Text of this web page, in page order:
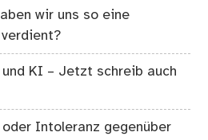
wir uns so eine
KI – Jetzt schreib auch
Intoleranz gegenüber